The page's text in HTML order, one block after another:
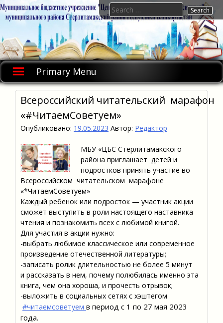
Skip
to
Primary Menu
Search
for:
Всероссийский читательский марафон
«#ЧитаемСоветуем»
Опубликовано: 19.05.2023 Автор: Редактор
МБУ «ЦБС Стерлитамакского
района приглашает детей и
подростков принять участие во
Всероссийском читательском марафоне
«*ЧитаемСоветуем»
Каждый ребенок или подросток — участник акции
сможет выступить в роли настоящего наставника
чтения и познакомить всех с любимой книгой.
Для участия в акции нужно:
-выбрать любимое классическое или современное
произведение отечественной литературы;
-записать ролик длительностью не более 5 минут
и рассказать в нем, почему полюбилась именно эта
книга, чем она хороша, и прочесть отрывок;
-выложить в социальных сетях с хэштегом
#читаемсоветуем в период с 1 по 27 мая 2023
года.